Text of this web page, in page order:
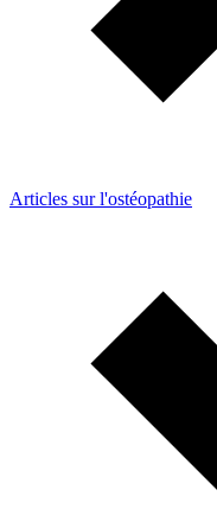
Articles sur l'ostéopathie